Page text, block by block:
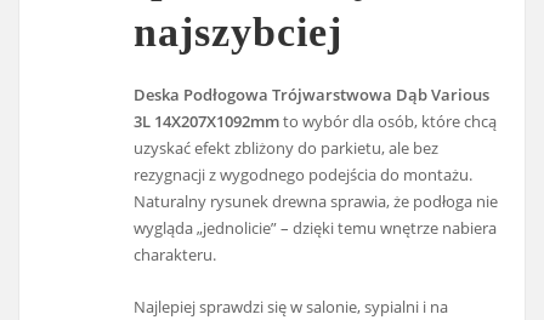
najszybciej
Deska Podłogowa Trójwarstwowa Dąb Various
3L 14X207X1092mmto wybór dla osób, które chcą
uzyskać efekt zbliżony do parkietu, ale bez
rezygnacji z wygodnego podejścia do montażu.
Naturalny rysunek drewna sprawia, że podłoga nie
wygląda „jednolicie” – dzięki temu wnętrze nabiera
charakteru.
Najlepiej sprawdzi się w salonie, sypialni i na